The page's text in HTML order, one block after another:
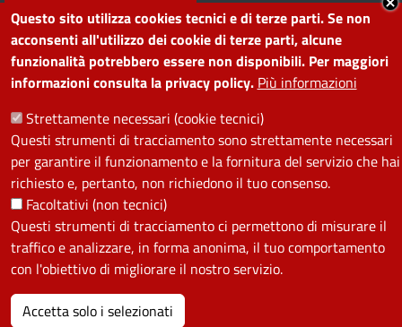
Questo sito utilizza cookies tecnici e di terze parti. Se non
acconsenti all'utilizzo dei cookie di terze parti, alcune
funzionalità potrebbero essere non disponibili. Per maggiori
informazioni consulta la privacy policy. Più informazioni
Strettamente necessari (cookie tecnici)
Questi strumenti di tracciamento sono strettamente necessari
per garantire il funzionamento e la fornitura del servizio che hai
richiesto e, pertanto, non richiedono il tuo consenso.
Facoltativi (non tecnici)
Questi strumenti di tracciamento ci permettono di misurare il
traffico e analizzare, in forma anonima, il tuo comportamento
con l'obiettivo di migliorare il nostro servizio.
Accetta solo i selezionati
SEGUICI SU
Facebook
Instagram
YouTube
Telegram
WhatsApp
TwitterLinkedin
PRIVACY
Useful links section
La Privacy nel Comune
PRIVACY